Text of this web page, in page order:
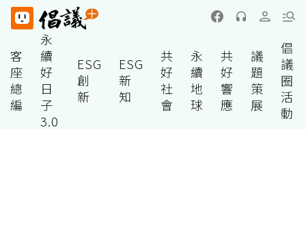
客
座
總
編
永
續
好
日
子
3.0
ESG
創
新
ESG
新
知
共
好
社
會
永
續
地
球
共
好
響
應
議
題
策
展
倡
議
圈
活
動